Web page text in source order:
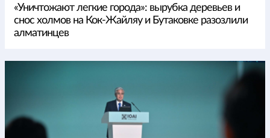
«Уничтожают легкие города»: вырубка деревьев и
снос холмов на Кок-Жайляу и Бутаковке разозлили
алматинцев